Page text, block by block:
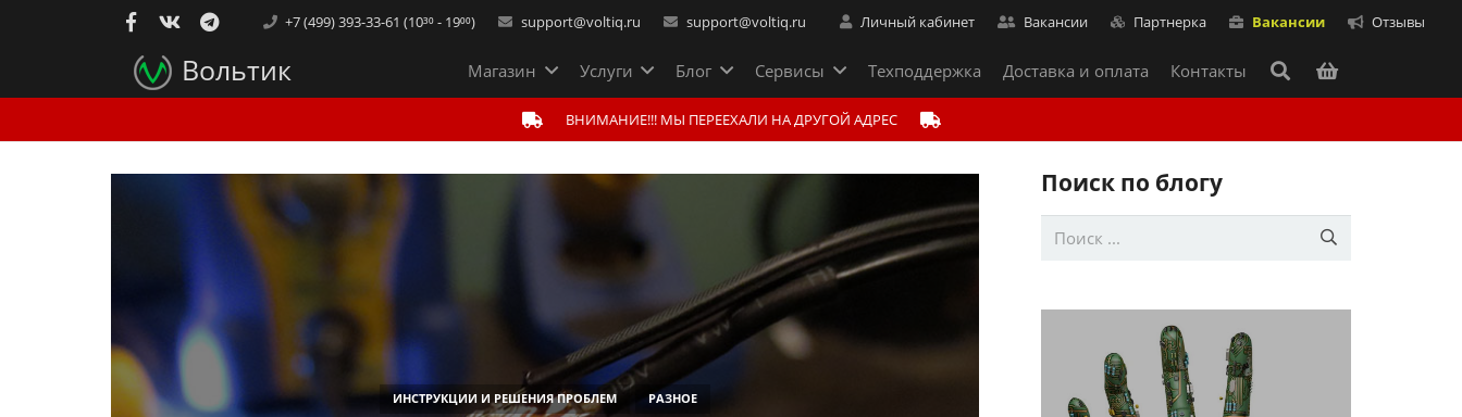
+7 (499) 393-33-61 (10³⁰ - 19⁰⁰) support@voltiq.ru support@voltiq.ru Личный кабинет Вакансии Партнерка Вакансии Отзывы
Вольтик Магазин Услуги Блог Сервисы Техподдержка Доставка и оплата Контакты
ВНИМАНИЕ!!! МЫ ПЕРЕЕХАЛИ НА ДРУГОЙ АДРЕС
ИНСТРУКЦИИ И РЕШЕНИЯ ПРОБЛЕМ РАЗНОЕ
Поиск по блогу